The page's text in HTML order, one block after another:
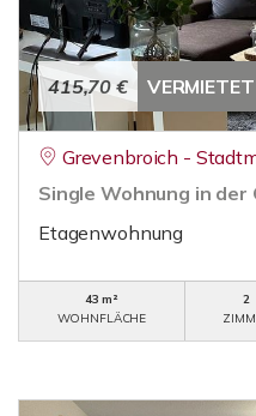
415,70 € VERMIETET
Grevenbroich -
Single Wohnung in
Etagenwohnung
43 m²
WOHNFLÄCHE
2